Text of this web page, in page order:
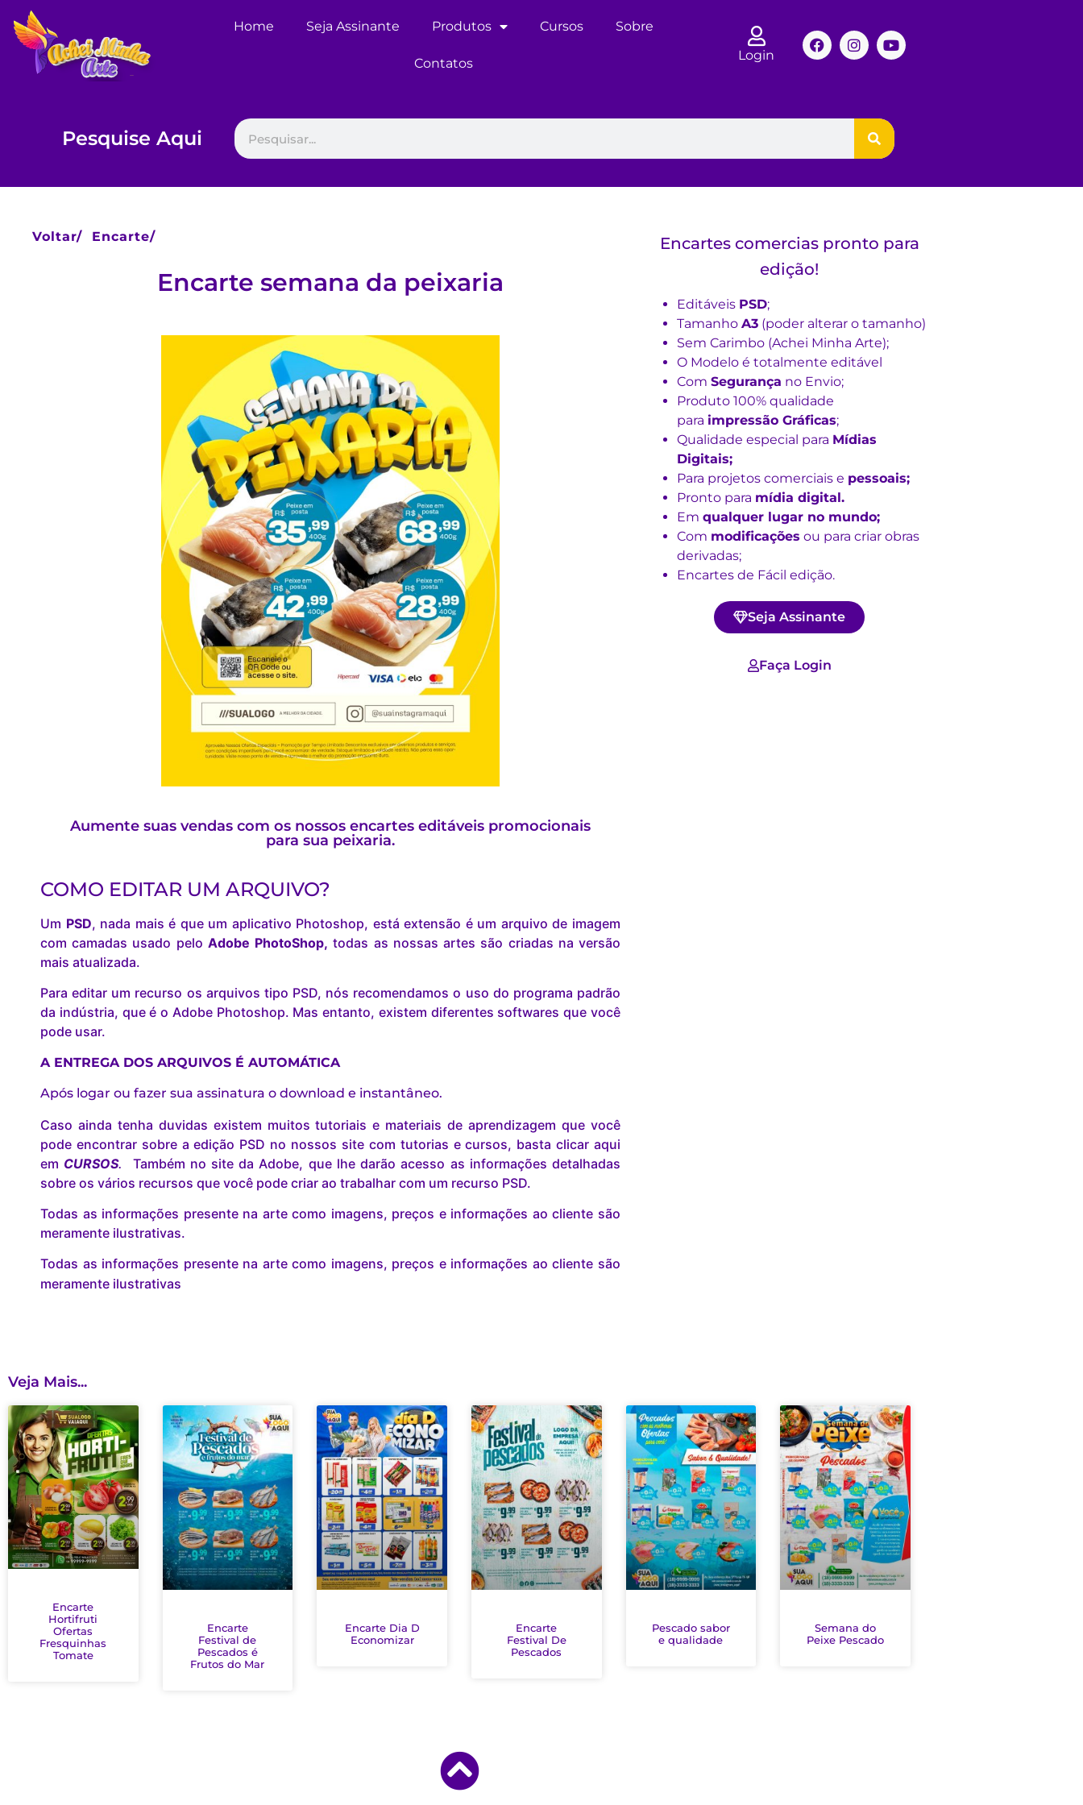
Home Seja Assinante Produtos Cursos Sobre
Contatos
Login
Pesquise Aqui
Voltar/ Encarte/
Encarte semana da peixaria
Aumente suas vendas com os nossos encartes editáveis promocionais
para sua peixaria.
COMO EDITAR UM ARQUIVO?
Um PSD, nada mais é que um aplicativo Photoshop, está extensão é um arquivo de imagem
com camadas usado pelo Adobe PhotoShop, todas as nossas artes são criadas na versão
mais atualizada.
Para editar um recurso os arquivos tipo PSD, nós recomendamos o uso do programa padrão
da indústria, que é o Adobe Photoshop. Mas entanto, existem diferentes softwares que você
pode usar.
A ENTREGA DOS ARQUIVOS É AUTOMÁTICA
Após logar ou fazer sua assinatura o download e instantâneo.
Caso ainda tenha duvidas existem muitos tutoriais e materiais de aprendizagem que você
pode encontrar sobre a edição PSD no nossos site com tutorias e cursos, basta clicar aqui
em CURSOS.
Também no site da Adobe, que lhe darão acesso as informações detalhadas
sobre os vários recursos que você pode criar ao trabalhar com um recurso PSD.
Todas as informações presente na arte como imagens, preços e informações ao cliente são
meramente ilustrativas.
Todas as informações presente na arte como imagens, preços e informações ao cliente são
meramente ilustrativas
Encartes comercias pronto para
edição!
Editáveis PSD;
Tamanho A3(poder alterar o tamanho)
Sem Carimbo (Achei Minha Arte);
O Modelo é totalmente editável
Com Segurança no Envio;
Produto 100% qualidade
para impressão Gráficas;
Qualidade especial para Mídias
Digitais;
Para projetos comerciais e pessoais;
Pronto para mídia digital.
Em qualquer lugar no mundo;
Com modificações ou para criar obras
derivadas;
Encartes de Fácil edição.
Seja Assinante
Faça Login
Veja Mais...
Encarte
Hortifruti
Ofertas
Fresquinhas
Tomate
Encarte
Festival de
Pescados é
Frutos do Mar
Encarte Dia D
Economizar
Encarte
Festival De
Pescados
Pescado sabor
e qualidade
Semana do
Peixe Pescado